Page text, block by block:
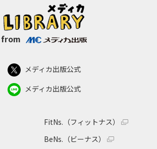
from
メディカ出版公式
メディカ出版公式
FitNs.（フィットナス）
BeNs.（ビーナス）